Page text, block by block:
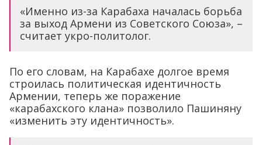
«Именно из-за Карабаха началась борьба
за выход Армени из Советского Союза», –
считает укро-политолог.
По его словам, на Карабахе долгое время
строилась политическая идентичность
Армении, теперь же поражение
«карабахского клана» позволило Пашиняну
«изменить эту идентичность».